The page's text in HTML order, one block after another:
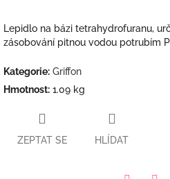
Lepidlo na bázi tetrahydrofuranu,
zásobování pitnou vodou potrubím
Kategorie: Griffon
Hmotnost: 1.09 kg
ZEPTAT SE HLÍDAT